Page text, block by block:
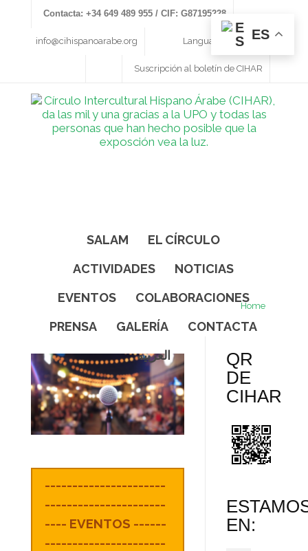
Contacta: +34 649 489 955 / CIF: G87195228
info@cihispanoarabe.org Login
Language
Suscripción al boletín de CIHAR
SALAM
EL CÍRCULO
ACTIVIDADES
NOTICIAS
EVENTOS
COLABORACIONES
PRENSA
GALERÍA
CONTACTA
العربيه
Home
----------------------
----------------------
---- EVENTOS ------
----------------------
QR
DE
CIHAR
EN:
ES